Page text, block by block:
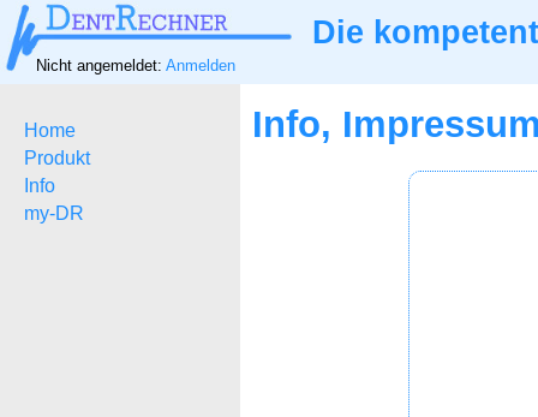
Die
Nicht angemeldet: Anmelden
Home
Produkt
Info
my-DR
Info,